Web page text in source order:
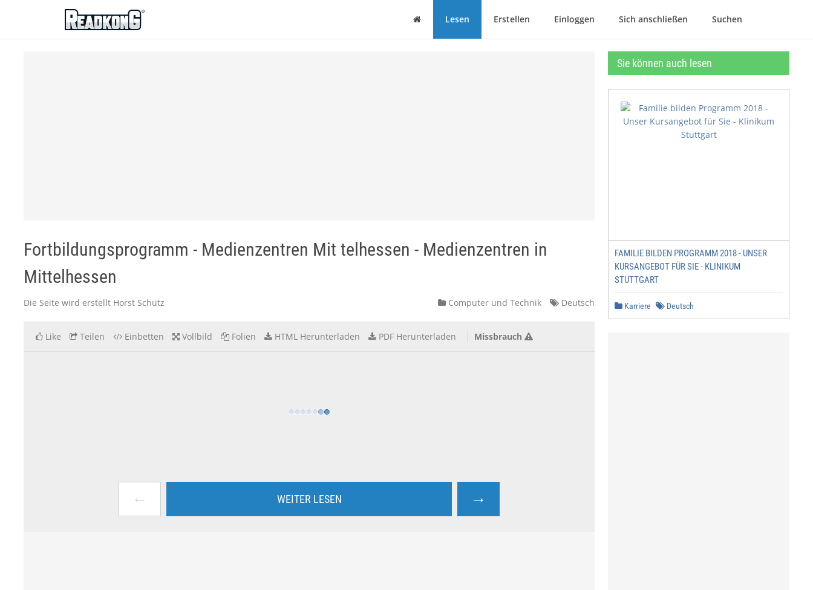
ReadkonG
Haus Lesen Erstellen Einloggen Sich anschließen Suchen
Fortbildungsprogramm - Medienzentren Mit telhessen - Medienzentren in
Mittelhessen
Die Seite wird erstellt Horst Schütz Computer und Technik Deutsch
Like Teilen Einbetten Vollbild Folien HTML Herunterladen PDF Herunterladen Missbrauch
← WEITER LESEN →
Sie können auch lesen
FAMILIE BILDEN PROGRAMM 2018 - UNSER
KURSANGEBOT FÜR SIE - KLINIKUM
STUTTGART
Karriere Deutsch